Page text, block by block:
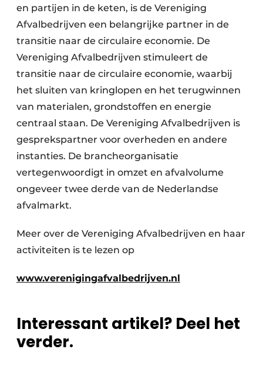
Houtafval
Kunststofafval
Medisch afval
Metaalrecyclage
Papierafval
Textielrecyclage
en partijen in de keten, is de Vereniging
Afvalbedrijven een belangrijke partner in de
transitie naar de circulaire economie. De
Vereniging Afvalbedrijven stimuleert de
transitie naar de circulaire economie, waarbij
het sluiten van kringlopen en het terugwinnen
van materialen, grondstoffen en energie
centraal staan. De Vereniging Afvalbedrijven is
gesprekspartner voor overheden en andere
instanties. De brancheorganisatie
vertegenwoordigt in omzet en afvalvolume
ongeveer twee derde van de Nederlandse
afvalmarkt.
Meer over de Vereniging Afvalbedrijven en haar
activiteiten is te lezen op
www.verenigingafvalbedrijven.nl
Interessant artikel? Deel het
verder.